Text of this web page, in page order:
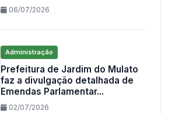
06/07/2026
Administração
Prefeitura de Jardim do Mulato
faz a divulgação detalhada de
Emendas Parlamentar...
02/07/2026